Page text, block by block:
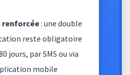
renforcée: une double
reste obligatoire
jours, par SMS ou via
mobile